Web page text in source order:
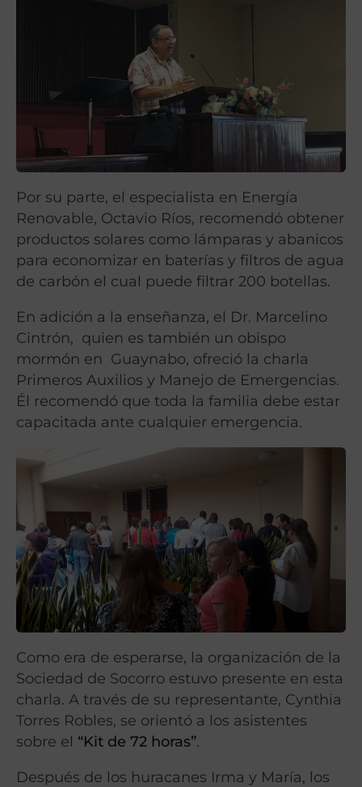
Por su parte, el especialista en Energía
Renovable, Octavio Ríos, recomendó obtener
productos solares como lámparas y abanicos
para economizar en baterías y filtros de agua
de carbón el cual puede filtrar 200 botellas.
En adición a la enseñanza, el Dr. Marcelino
Cintrón, quien es también un obispo
mormón en Guaynabo, ofreció la charla
Primeros Auxilios y Manejo de Emergencias.
Él recomendó que toda la familia debe estar
capacitada ante cualquier emergencia.
Como era de esperarse, la organización de la
Sociedad de Socorro estuvo presente en esta
charla. A través de su representante, Cynthia
Torres Robles, se orientó a los asistentes
sobre el “Kit de 72 horas”.
Después de los huracanes Irma y María, los